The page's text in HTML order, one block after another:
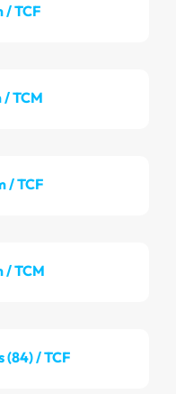
/ TCF
/ TCM
/ TCF
/ TCM
(84) / TCF